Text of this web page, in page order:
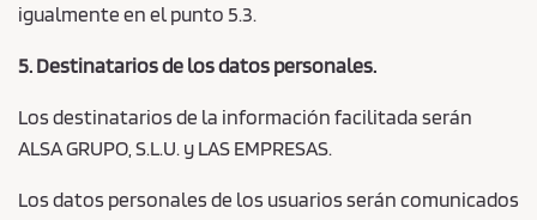
igualmente en el punto 5.3.
5. Destinatarios de los datos personales.
Los destinatarios de la información facilitada serán
ALSA GRUPO, S.L.U. y LAS EMPRESAS.
Los datos personales de los usuarios serán comunicados